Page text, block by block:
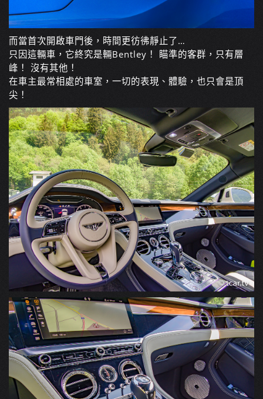
而當首次開啟車門後，時間更彷彿靜止了…
只因這輛車，它終究是輛Bentley！ 瞄準的客群，只有層
峰！ 沒有其他！
在車主最常相處的車室，一切的表現、體驗，也只會是頂
尖！